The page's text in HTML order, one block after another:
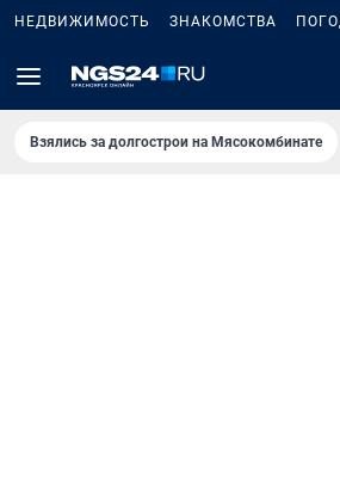
НЕДВИЖИМОСТЬ ЗНАКОМСТВА
Взялись за долгострои на Мясокомбинате